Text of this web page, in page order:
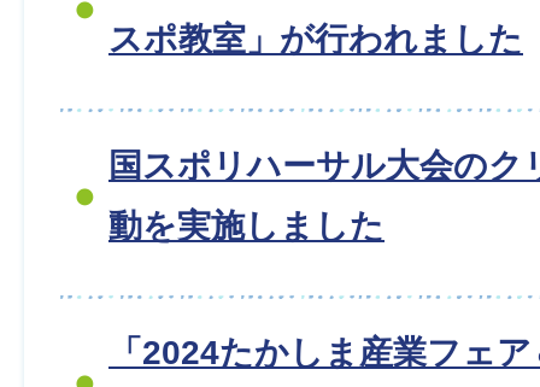
スポ教室」が行われました
国スポリハーサル大会のク
動を実施しました
「2024たかしま産業フェ